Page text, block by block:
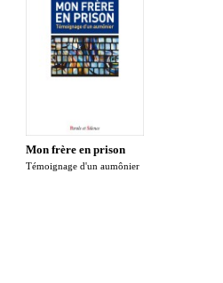
Mon frère en prison
Témoignage d'un aumônier